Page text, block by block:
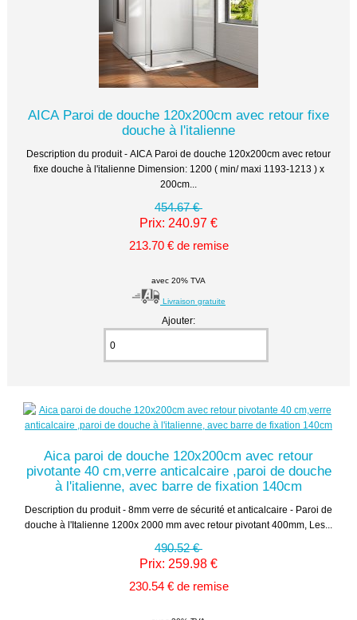
AICA Paroi de douche 120x200cm avec retour fixe
douche à l'italienne
Description du produit - AICA Paroi de douche 120x200cm avec retour
fixe douche à l'italienne Dimension: 1200 ( min/ maxi 1193-1213 ) x
200cm...
454.67 €
Prix: 240.97 €
213.70 € de remise
avec 20% TVA
Livraison gratuite
Ajouter:
Aica paroi de douche 120x200cm avec retour
pivotante 40 cm,verre anticalcaire ,paroi de douche
à l'italienne, avec barre de fixation 140cm
Description du produit - 8mm verre de sécurité et anticalcaire - Paroi de
douche à l'Italienne 1200x 2000 mm avec retour pivotant 400mm, Les...
490.52 €
Prix: 259.98 €
230.54 € de remise